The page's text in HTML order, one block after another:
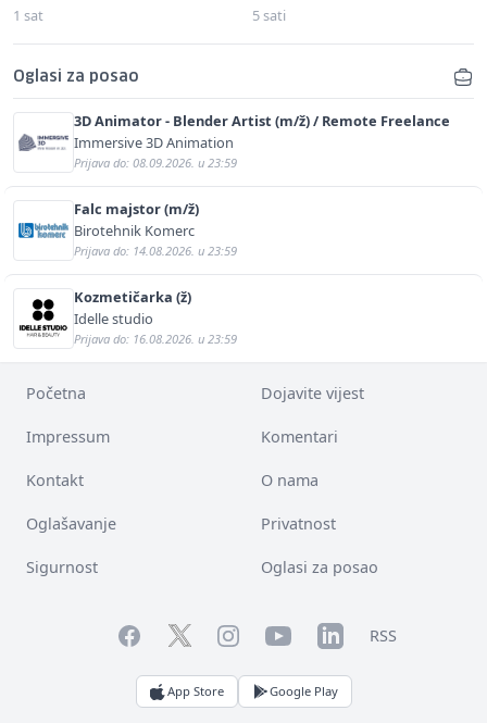
1 sat 5 sati
Oglasi za posao
3D Animator - Blender Artist (m/ž) / Remote Freelance
Immersive 3D Animation
Prijava do: 08.09.2026. u 23:59
Falc majstor (m/ž)
Birotehnik Komerc
Prijava do: 14.08.2026. u 23:59
Kozmetičarka (ž)
Idelle studio
Prijava do: 16.08.2026. u 23:59
Početna Dojavite vijest
Impressum Komentari
Kontakt O nama
Oglašavanje Privatnost
Sigurnost Oglasi za posao
FacebookTwitterInstagramYouTubeLinkedInRSS
App Store Google Play